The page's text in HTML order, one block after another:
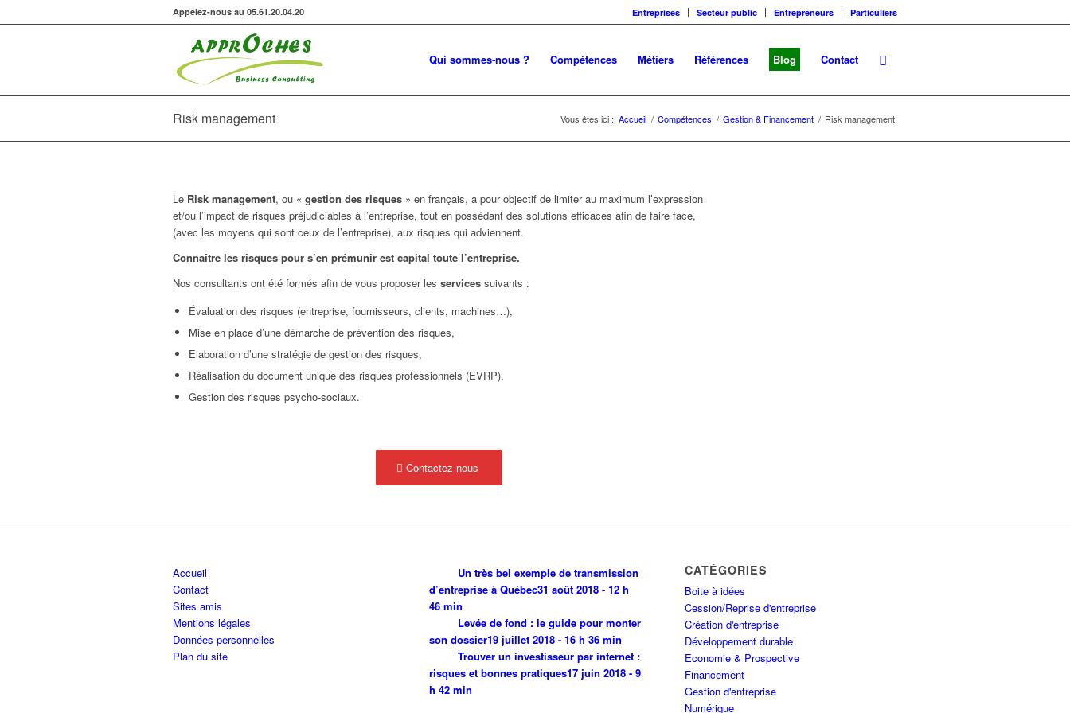
Entreprises Secteur public Entrepreneurs Particuliers
Appelez-nous au 05.61.20.04.20
Qui sommes-nous ? Compétences Métiers Références Blog Contact
Risk management Vous êtes ici : Accueil / Compétences / Gestion & Financement / Risk management
Le Risk management, ou « gestion des risques » en français, a pour objectif de limiter au maximum l’expression
et/ou l’impact de risques préjudiciables à l’entreprise, tout en possédant des solutions efficaces afin de faire face,
(avec les moyens qui sont ceux de l’entreprise), aux risques qui adviennent.
Connaître les risques pour s’en prémunir est capital toute l’entreprise.
Nos consultants ont été formés afin de vous proposer les services suivants :
Évaluation des risques (entreprise, fournisseurs, clients, machines…),
Mise en place d’une démarche de prévention des risques,
Elaboration d’une stratégie de gestion des risques,
Réalisation du document unique des risques professionnels (EVRP),
Gestion des risques psycho-sociaux.
Contactez-nous
Accueil
Contact
Sites amis
Mentions légales
Données personnelles
Plan du site
Un très bel exemple de transmission
d’entreprise à Québec31 août 2018 - 12 h
46 min
Levée de fond : le guide pour monter
son dossier19 juillet 2018 - 16 h 36 min
Trouver un investisseur par internet :
risques et bonnes pratiques17 juin 2018 - 9
h 42 min
CATÉGORIES
Boite à idées
Cession/Reprise d'entreprise
Création d'entreprise
Développement durable
Economie & Prospective
Financement
Gestion d'entreprise
Numérique